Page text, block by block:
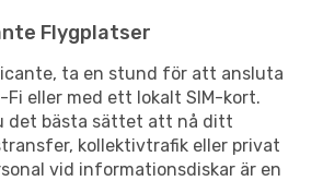
Flygplatser
ta en stund för att ansluta
Fi eller med ett lokalt SIM-kort.
det bästa sättet att nå ditt
kollektivtrafik eller privat
vid informationsdiskar är en